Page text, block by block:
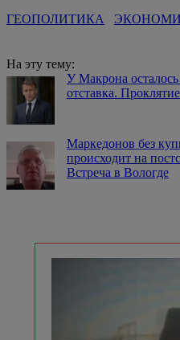
ГЕОПОЛИТИКА
На эту тему:
У Макрона
отставка.
Маркедонов без
происходит на
Встреча в Вологде